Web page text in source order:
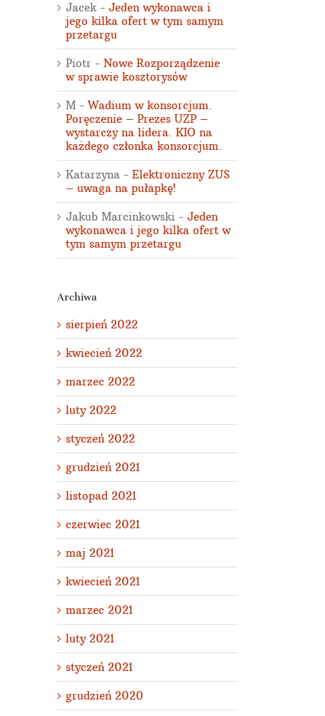
Jacek - Jeden wykonawca i
jego kilka ofert w tym samym
przetargu
Piotr - Nowe Rozporządzenie
w sprawie kosztorysów
M -Wadium w konsorcjum.
Poręczenie – Prezes UZP –
wystarczy na lidera. KIO na
każdego członka konsorcjum.
Katarzyna - Elektroniczny ZUS
– uwaga na pułapkę!
Jakub Marcinkowski - Jeden
wykonawca i jego kilka ofert w
tym samym przetargu
Archiwa
sierpień 2022
kwiecień 2022
marzec 2022
luty 2022
styczeń 2022
grudzień 2021
listopad 2021
czerwiec 2021
maj 2021
kwiecień 2021
marzec 2021
luty 2021
styczeń 2021
grudzień 2020